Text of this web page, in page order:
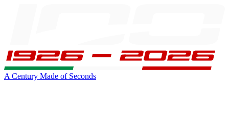
A Century Made of Seconds